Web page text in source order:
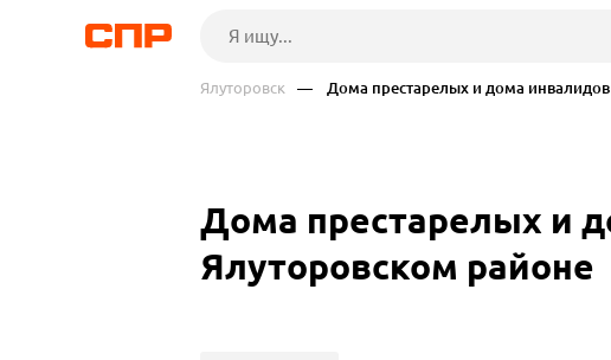
Ялуторовск — Дома престарелых и дома инвалидов
Дома престарелых и
Ялуторовском районе